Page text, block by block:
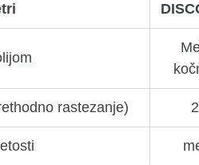
rastezanje)